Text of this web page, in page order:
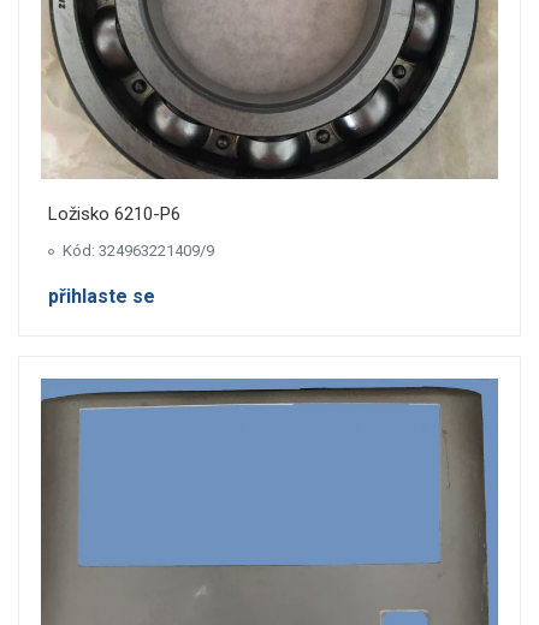
Ložisko 6210-P6
Kód: 324963221409/9
přihlaste se